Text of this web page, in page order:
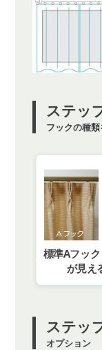
ステッ
フックの種
標準Aフッ
が見え
ステッ
オプション